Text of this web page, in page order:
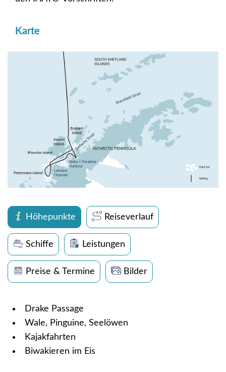
Karte
Höhepunkte Reiseverlauf
Schiffe Leistungen
Preise & Termine Bilder
Drake Passage
Wale, Pinguine, Seelöwen
Kajakfahrten
Biwakieren im Eis